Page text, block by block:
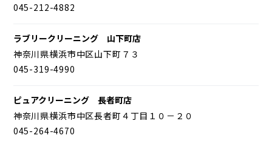
045-212-4882
ラブリークリーニング 山下町店
神奈川県横浜市中区山下町７３
045-319-4990
ピュアクリーニング 長者町店
神奈川県横浜市中区長者町４丁目１０－２０
045-264-4670